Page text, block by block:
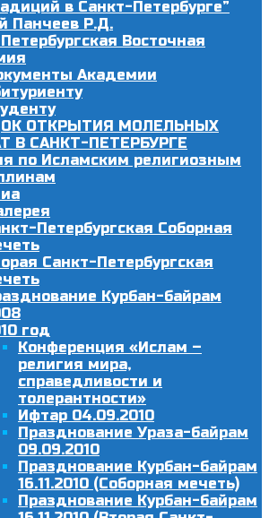
в Санкт-Петербурге”
Панчеев Р.Д.
Восточная
Академии
ОТКРЫТИЯ МОЛЕЛЬНЫХ
В САНКТ-ПЕТЕРБУРГЕ
по Исламским религиозным
Петербургская Соборная
Санкт-Петербургская
Курбан-байрам
год
Конференция «Ислам –
религия мира,
справедливости и
толерантности»
Ифтар 04.09.2010
Празднование Ураза-байрам
09.09.2010
Празднование Курбан-байрам
16.11.2010 (Соборная мечеть)
Празднование Курбан-байрам